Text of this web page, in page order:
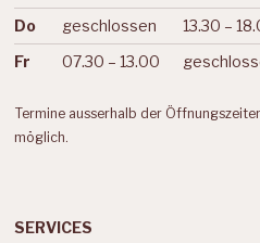
Do
geschlossen
13.30 –
Fr
07.30 – 13.00
Termine ausserhalb der
möglich.
SERVICES